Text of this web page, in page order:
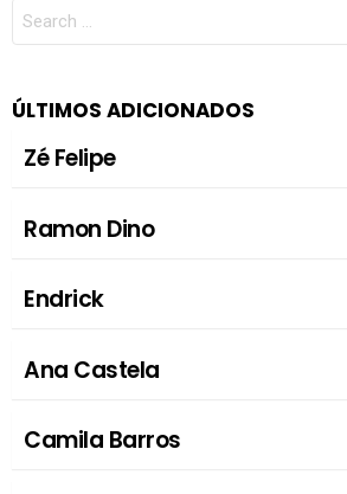
FOR:
ÚLTIMOS ADICIONADOS
Zé Felipe
Ramon Dino
Endrick
Ana Castela
Camila Barros